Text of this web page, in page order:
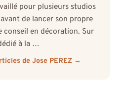
pour plusieurs studios
de lancer son propre
conseil en décoration. Sur
à la …
de Jose PEREZ →